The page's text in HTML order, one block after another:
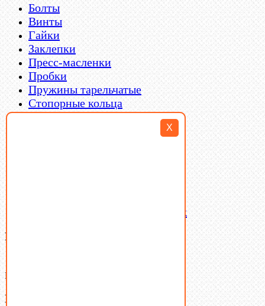
X
Болты
Винты
Гайки
Заклепки
Пресс-масленки
Пробки
Пружины тарельчатые
Стопорные кольца
Такелаж
Латунный и бронзовый крепеж
Ваша корзина
В корзине нет товаров.
Поиск